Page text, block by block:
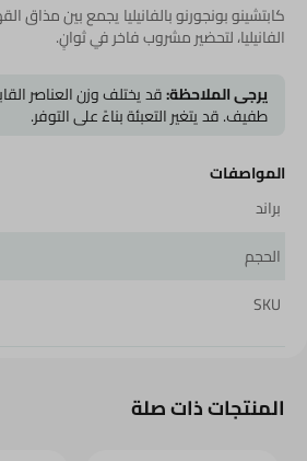
كابتشينو بونجورنو بالفانيليا يجمع بين مذاق
الفانيليا، لتحضير مشروب فاخر في ثوانٍ.
يرجى الملاحظة:قد يختلف وزن العناصر
طفيف. قد يتغير التعبئة بناءً على التوفر.
المواصفات
براند
الحجم
SKU
المنتجات ذات صلة